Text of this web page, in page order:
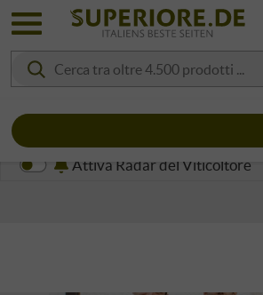
Attiva Radar del Viticoltore